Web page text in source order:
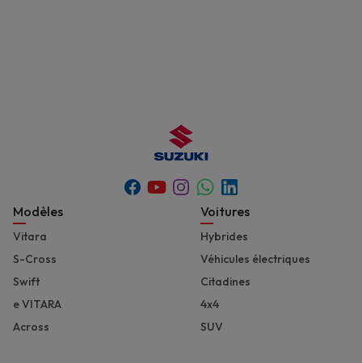
Facebook
YoutubeInstagram
Whatsapp
Linkedin
Footer
Modèles
Vitara
S-Cross
Swift
e VITARA
Across
Voitures
Hybrides
Véhicules électriques
Citadines
4x4
SUV